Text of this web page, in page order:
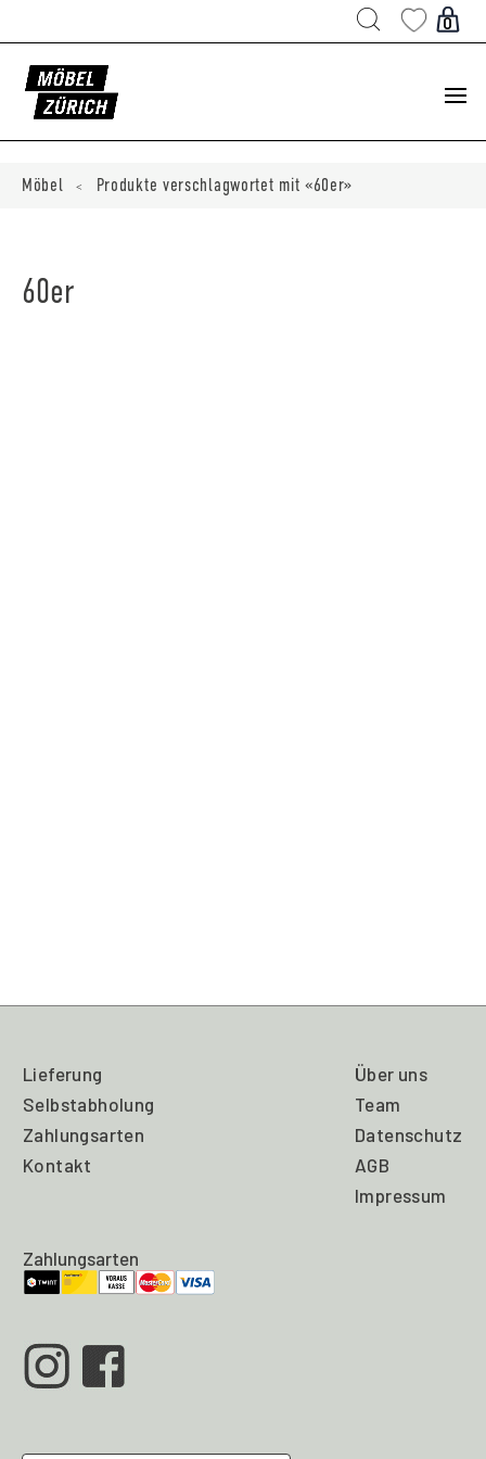
0
Möbel < Produkte verschlagwortet mit «60er»
60er
Lieferung
Selbstabholung
Zahlungsarten
Kontakt
Über uns
Team
Datenschutz
AGB
Impressum
Zahlungsarten